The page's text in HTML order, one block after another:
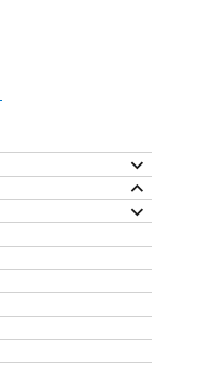
öffnen
öffnen
öffnen